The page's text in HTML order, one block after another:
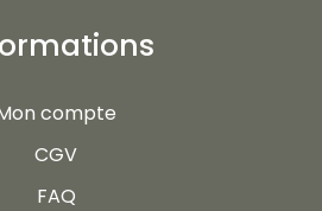
compte
CGV
FAQ